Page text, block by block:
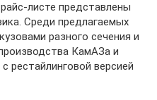
листе представлены
Среди предлагаемых
разного сечения и
КамАЗа и
рестайлинговой версией